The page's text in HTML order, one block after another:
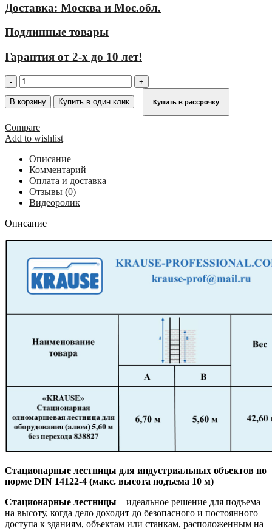
Доставка: Москва и Мос.обл.
Подлинные товары
Гарантия от 2-х до 10 лет!
Количество
товара
Стационарная
лестница
для
оборудования
KRAUSE
(алюминий)
5,60
м
без
перехода
838827
В корзину Купить в один клик Купить в рассрочку
Compare
Add to wishlist
Описание
Комментарий
Оплата и доставка
Отзывы (0)
Видеоролик
Описание
Стационарные лестницы для индустриальных объектов по
норме DIN 14122-4 (макс. высота подъема 10 м)
Стационарные лестницы – идеальное решение для подъема
на высоту, когда дело доходит до безопасного и постоянного
доступа к зданиям, объектам или станкам, расположенным на